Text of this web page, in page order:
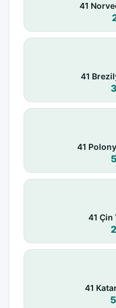
41
41
41
41 Çin
41